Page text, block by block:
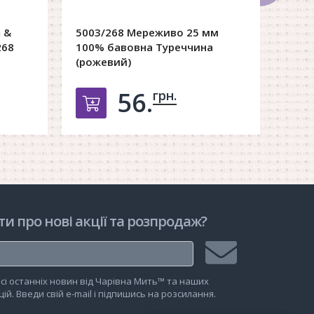
&
5003/268 Мереживо 25 мм
100% бавовна Туреччина
(рожевий)
Добавить в корзину
56.грн.
про нові акції та розпродаж?
останніх новин від Чарівна Мить™ та наших
Введи свій e-mail і підпишись на розсилання.